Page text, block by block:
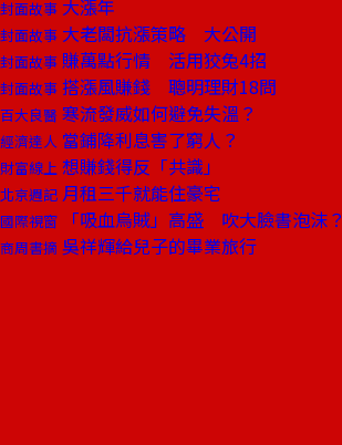
封面故事 大漲年
封面故事 大老闆抗漲策略 大公開
封面故事 賺萬點行情 活用狡兔4招
封面故事 搭漲風賺錢 聰明理財18問
百大良醫 寒流發威如何避免失溫？
經濟達人 當鋪降利息害了窮人？
財富線上 想賺錢得反「共識」
北京週記 月租三千就能住豪宅
國際視窗 「吸血烏賊」高盛 吹大臉書泡沫？
商周書摘 吳祥輝給兒子的畢業旅行